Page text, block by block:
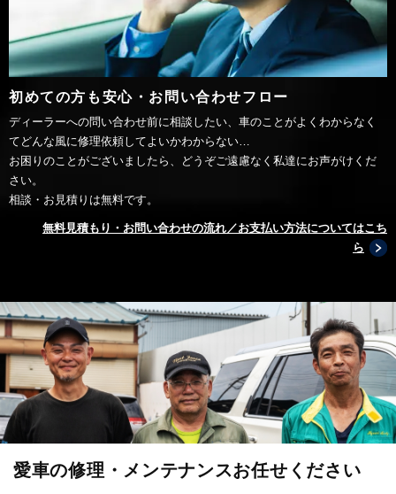
初めての方も安心・お問い合わせフロー
ディーラーへの問い合わせ前に相談したい、車のことがよくわからなく
てどんな風に修理依頼してよいかわからない…
お困りのことがございましたら、どうぞご遠慮なく私達にお声がけくだ
さい。
相談・お見積りは無料です。
無料見積もり・お問い合わせの流れ／お支払い方法についてはこち
ら
愛車の修理・メンテナンスお任せください